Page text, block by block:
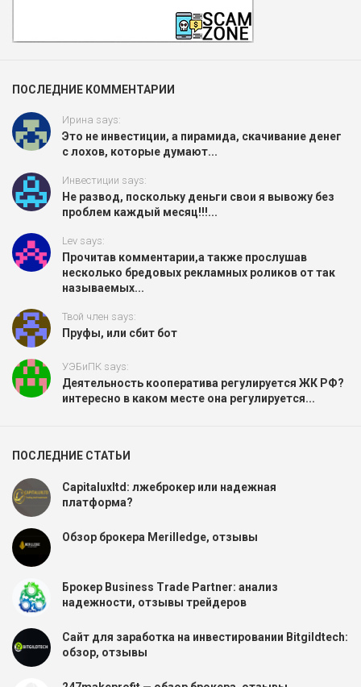
ПОСЛЕДНИЕ КОММЕНТАРИИ
Ирина says:
Это не инвестиции, а пирамида, скачивание денег
с лохов, которые думают...
Инвестиции says:
Не развод, поскольку деньги свои я вывожу без
проблем каждый месяц!!!...
Lev says:
Прочитав комментарии,а также прослушав
несколько бредовых рекламных роликов от так
называемых...
Твой член says:
Пруфы, или сбит бот
УЭБиПК says:
Деятельность кооператива регулируется ЖК РФ?
интересно в каком месте она регулируется...
ПОСЛЕДНИЕ СТАТЬИ
Capitaluxltd: лжеброкер или надежная
платформа?
Обзор брокера Merilledge, отзывы
Брокер Business Trade Partner: анализ
надежности, отзывы трейдеров
Сайт для заработка на инвестировании Bitgildtech:
обзор, отзывы